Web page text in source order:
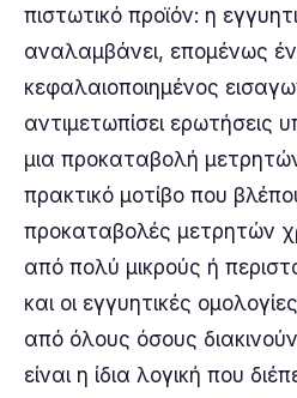
πιστωτικό προϊόν: η
αναλαμβάνει, επομένως
κεφαλαιοποιημένος
αντιμετωπίσει ερωτήσεις
μια προκαταβολή
πρακτικό μοτίβο που
προκαταβολές μετρητών
από πολύ μικρούς ή
και οι εγγυητικές
από όλους όσους
είναι η ίδια λογική που